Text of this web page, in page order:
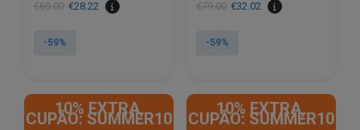
€69.00
O
original
€28.22
O
atual
-59%
€79.00
O
original
€32.02
O
atual
-59%
10% EXTRA,
CUPÃO: SUMMER10
10% EXTRA,
CUPÃO: SUMMER10